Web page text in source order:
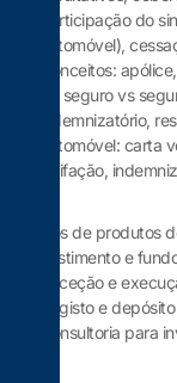
participação do
automóvel),
Conceitos:
do seguro vs
indemnizatório,
automóvel: carta
tarifação,
Tipos de produtos
investimento e
Receção e
Registo e
Consultoria para